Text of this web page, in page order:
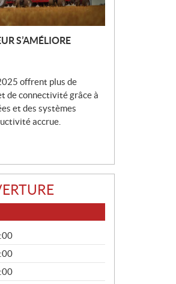
S’AMÉLIORE
offrent plus de
de connectivité grâce à
et des systèmes
accrue.